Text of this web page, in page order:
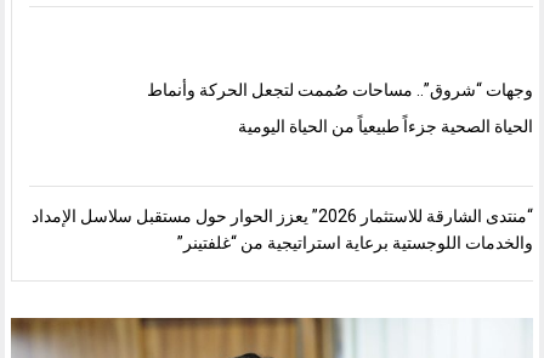
وجهات “شروق”.. مساحات صُممت لتجعل الحركة وأنماط
الحياة الصحية جزءاً طبيعياً من الحياة اليومية
“منتدى الشارقة للاستثمار 2026” يعزز الحوار حول مستقبل سلاسل الإمداد
والخدمات اللوجستية برعاية استراتيجية من “غلفتينر”